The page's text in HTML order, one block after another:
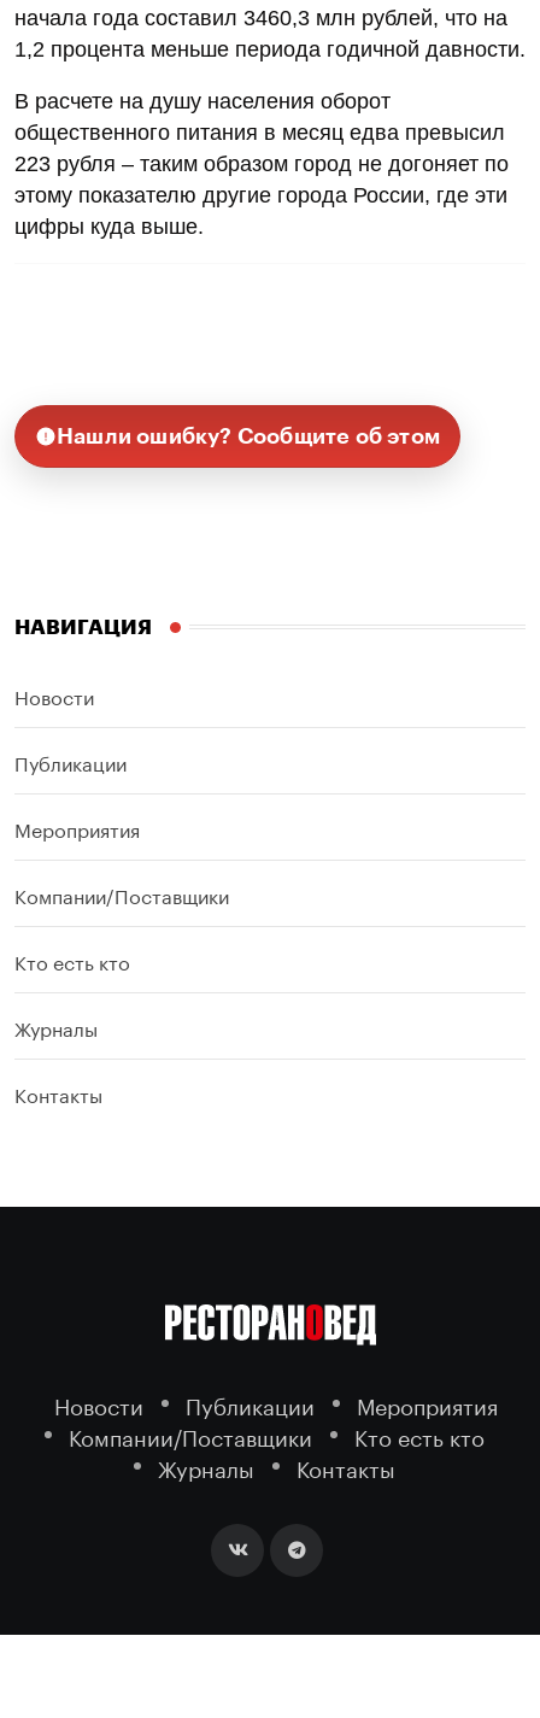
начала года составил 3460,3 млн рублей, что на
1,2 процента меньше периода годичной давности.
В расчете на душу населения оборот
общественного питания в месяц едва превысил
223 рубля – таким образом город не догоняет по
этому показателю другие города России, где эти
цифры куда выше.
Нашли ошибку? Сообщите об этом
НАВИГАЦИЯ
Новости
Публикации
Мероприятия
Компании/Поставщики
Кто есть кто
Журналы
Контакты
Новости Публикации
Мероприятия
Компании/Поставщики
Кто есть кто
Журналы
Контакты